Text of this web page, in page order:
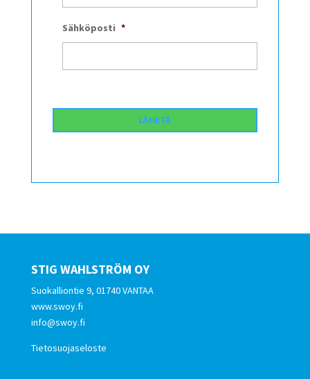
Sähköposti *
STIG WAHLSTRÖM OY
Suokalliontie 9, 01740 VANTAA
www.swoy.fi
info@swoy.fi
Tietosuojaseloste